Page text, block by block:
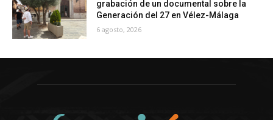
grabación de un documental sobre la
Generación del 27 en Vélez-Málaga
6 agosto, 2026